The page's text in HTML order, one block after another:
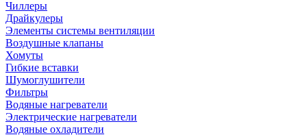
Чиллеры
Драйкулеры
Элементы системы вентиляции
Воздушные клапаны
Хомуты
Гибкие вставки
Шумоглушители
Фильтры
Водяные нагреватели
Электрические нагреватели
Водяные охладители